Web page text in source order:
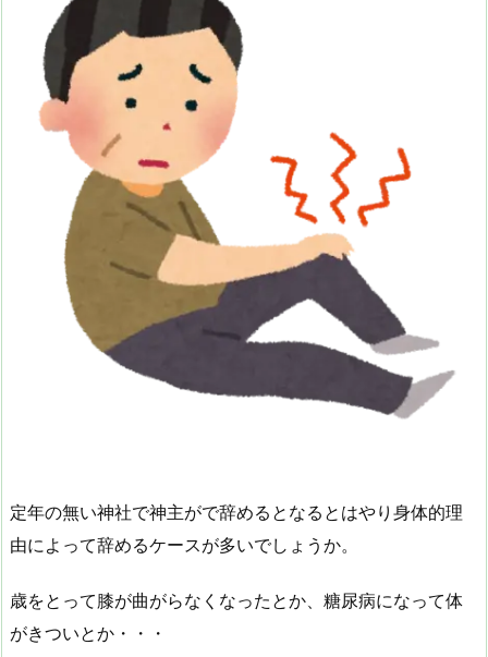
定年の無い神社で神主がで辞めるとなるとはやり身体的理
由によって辞めるケースが多いでしょうか。
歳をとって膝が曲がらなくなったとか、糖尿病になって体
がきついとか・・・